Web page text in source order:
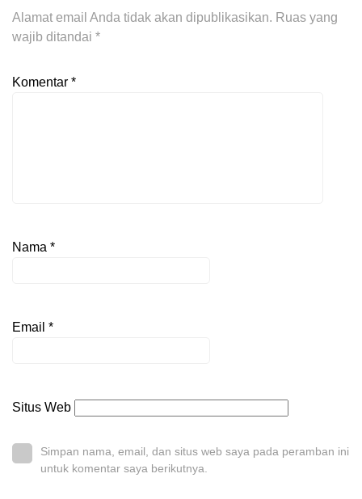
Alamat email Anda tidak akan dipublikasikan. Ruas yang
wajib ditandai *
Komentar *
Nama *
Email *
Situs Web
Simpan nama, email, dan situs web saya pada peramban ini
untuk komentar saya berikutnya.